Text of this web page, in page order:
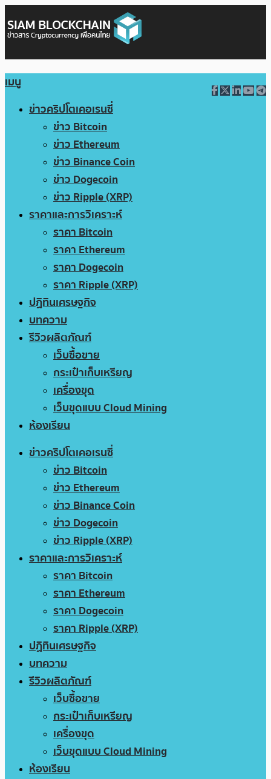
เมนู
ข่าวคริปโตเคอเรนซี่
ข่าว Bitcoin
ข่าว Ethereum
ข่าว Binance Coin
ข่าว Dogecoin
ข่าว Ripple (XRP)
ราคาและการวิเคราะห์
ราคา Bitcoin
ราคา Ethereum
ราคา Dogecoin
ราคา Ripple (XRP)
ปฏิทินเศรษฐกิจ
บทความ
รีวิวผลิตภัณฑ์
เว็บซื้อขาย
กระเป๋าเก็บเหรียญ
เครื่องขุด
เว็บขุดแบบ Cloud Mining
ห้องเรียน
ข่าวคริปโตเคอเรนซี่
ข่าว Bitcoin
ข่าว Ethereum
ข่าว Binance Coin
ข่าว Dogecoin
ข่าว Ripple (XRP)
ราคาและการวิเคราะห์
ราคา Bitcoin
ราคา Ethereum
ราคา Dogecoin
ราคา Ripple (XRP)
ปฏิทินเศรษฐกิจ
บทความ
รีวิวผลิตภัณฑ์
เว็บซื้อขาย
กระเป๋าเก็บเหรียญ
เครื่องขุด
เว็บขุดแบบ Cloud Mining
ห้องเรียน